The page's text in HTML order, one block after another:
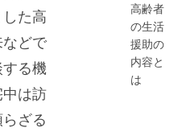
た高
どで
る機
は訪
ざる
高齢者
の生活
援助の
内容と
は